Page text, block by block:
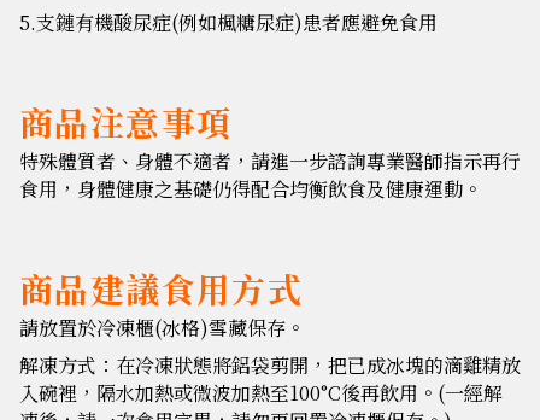
5.支鏈有機酸尿症(例如楓糖尿症)患者應避免食用
商品注意事項
特殊體質者、身體不適者，請進一步諮詢專業醫師指示再行
食用，身體健康之基礎仍得配合均衡飲食及健康運動。
商品建議食用方式
請放置於冷凍櫃(冰格)雪藏保存。
解凍方式：在冷凍狀態將鋁袋剪開，把已成冰塊的滴雞精放
入碗裡，隔水加熱或微波加熱至100°C後再飲用。(一經解